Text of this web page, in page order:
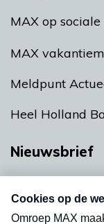
MAX op
MAX
Meldpunt
Heel Holland
Nieuwsbrief
nieuwsbrief.
uw mailbox.